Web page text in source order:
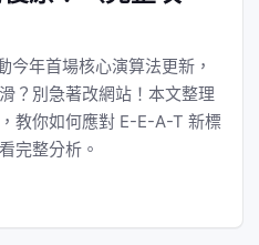
年首場核心演算法更新，
？別急著改網站！本文整理
教你如何應對 E-E-A-T 新標
完整分析。